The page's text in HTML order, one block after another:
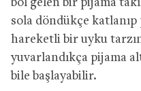
bol gelen bir pijama
sola döndükçe
hareketli bir uyku
yuvarlandıkça pijama
bile başlayabilir.